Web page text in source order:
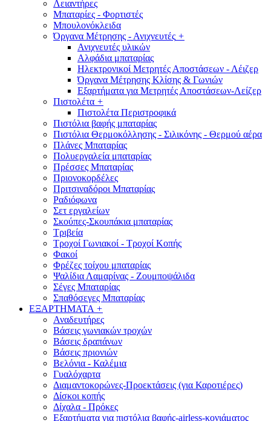
Λειαντήρες
Μπαταρίες - Φορτιστές
Μπουλονόκλειδα
Όργανα Μέτρησης - Ανιχνευτές +
Ανιχνευτές υλικών
Αλφάδια μπαταρίας
Ηλεκτρονικοί Μετρητές Αποστάσεων - Λέιζερ
Όργανα Μέτρησης Κλίσης & Γωνιών
Εξαρτήματα για Μετρητές Αποστάσεων-Λείζερ
Πιστολέτα +
Πιστολέτα Περιστροφικά
Πιστόλια βαφής μπαταρίας
Πιστόλια Θερμοκόλλησης - Σιλικόνης - Θερμού αέρα
Πλάνες Μπαταρίας
Πολυεργαλεία μπαταρίας
Πρέσσες Μπαταρίας
Πριονοκορδέλες
Πριτσιναδόροι Μπαταρίας
Ραδιόφωνα
Σετ εργαλείων
Σκούπες-Σκουπάκια μπαταρίας
Τριβεία
Τροχοί Γωνιακοί - Τροχοί Κοπής
Φακοί
Φρέζες τοίχου μπαταρίας
Ψαλίδια Λαμαρίνας - Ζουμποψάλιδα
Σέγες Μπαταρίας
Σπαθόσεγες Μπαταρίας
ΕΞΑΡΤΗΜΑΤΑ +
Αναδευτήρες
Βάσεις γωνιακών τροχών
Βάσεις δραπάνων
Βάσεις πριονιών
Βελόνια - Καλέμια
Γυαλόχαρτα
Διαμαντοκορώνες-Προεκτάσεις (για Καροτιέρες)
Δίσκοι κοπής
Δίχαλα - Πρόκες
Εξαρτήματα για πιστόλια βαφής-airless-κονιάματος